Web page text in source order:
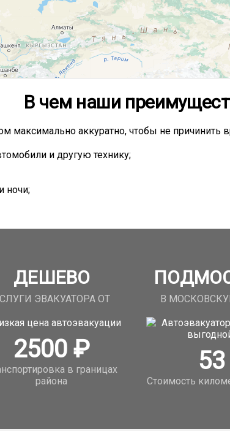
В чем наши
максимально аккуратно, чтобы не
и другую технику;
ночи;
ДЕШЕВО
ЭВАКУАТОРА ОТ
2500₽
в границах
района
В
53
Стоимость